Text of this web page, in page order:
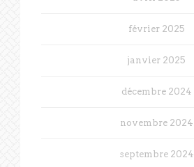
février 2025
janvier 2025
décembre 2024
novembre 2024
septembre 2024